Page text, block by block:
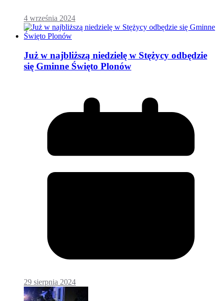
4 września 2024
Już w najbliższą niedzielę w Stężycy odbędzie
się Gminne Święto Plonów
29 sierpnia 2024